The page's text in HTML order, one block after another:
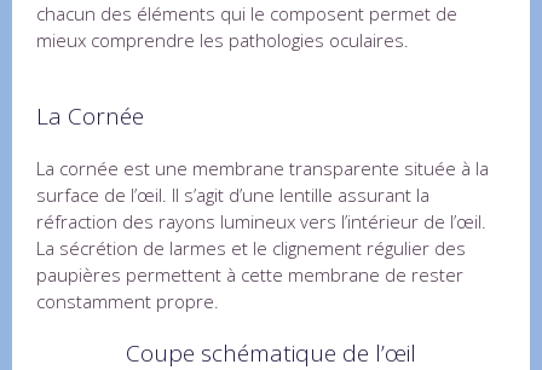
chacun des éléments qui le composent permet de
mieux comprendre les pathologies oculaires.
La Cornée
La cornée est une membrane transparente située à la
surface de l’œil. Il s’agit d’une lentille assurant la
réfraction des rayons lumineux vers l’intérieur de l’œil.
La sécrétion de larmes et le clignement régulier des
paupières permettent à cette membrane de rester
constamment propre.
Coupe schématique de l’œil